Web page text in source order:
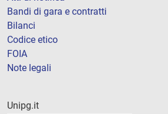
Bandi di gara e contratti
Bilanci
Codice etico
FOIA
Note legali
Unipg.it